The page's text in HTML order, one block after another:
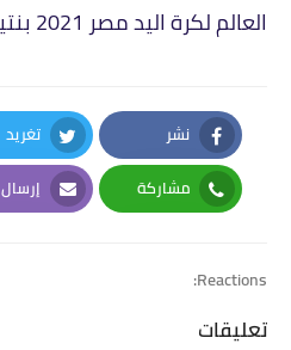
العالم لكرة اليد مصر 2021 بنتيجة 34-20 .
نشر
Facebook
تغريد
Twitter
مشاركة
Whatsapp
إرسال
Email
Reactions:
تعليقات